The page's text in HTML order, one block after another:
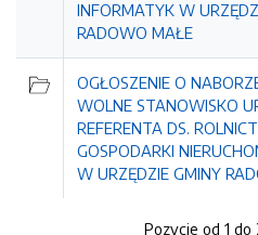
INFORMATYK W
RADOWO MAŁE
OGŁOSZENIE O
WOLNE STANOWISKO
REFERENTA DS.
GOSPODARKI
W URZĘDZIE GMINY
Pozycje od 1 do